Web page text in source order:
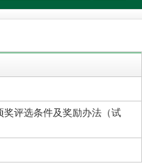
评选条件及奖励办法（试